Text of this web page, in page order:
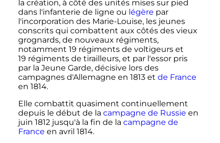
la création, à côté des unités mises sur pied
dans l'infanterie de ligne ou légère par
l'incorporation des Marie-Louise, les jeunes
conscrits qui combattent aux côtés des vieux
grognards, de nouveaux régiments,
notamment 19 régimentsde voltigeurs et
19 régimentsde tirailleurs, et par l'essor pris
par la Jeune Garde, décisive lors des
campagnes d'Allemagne en 1813 et de France
en 1814.
Elle combattit quasiment continuellement
depuis le début de la campagne de Russie en
juin 1812 jusqu'à la fin de la campagne de
France en avril 1814.